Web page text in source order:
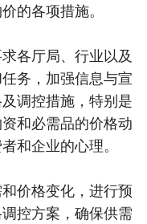
的各项措施。
各厅局、行业以及
务，加强信息与宣
调控措施，特别是
和必需品的价格动
和企业的心理。
价格变化，进行预
控方案，确保供需